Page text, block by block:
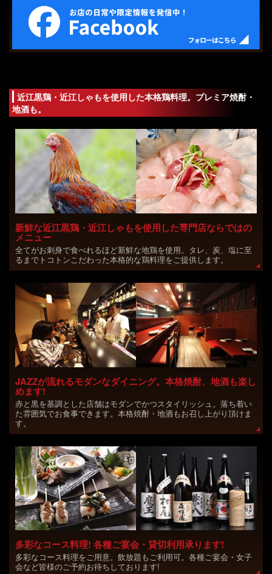
近江黒鶏・近江しゃもを使用した本格鶏料理。プレミア焼酎・
地酒も。
新鮮な近江黒鶏・近江しゃもを使用した専門店ならではの
メニュー
全てがお刺身で食べれるほど新鮮な地鶏を使用。タレ、炭、塩に至
るまでトコトンこだわった本格的な鶏料理をご提供します。
JAZZが流れるモダンなダイニング。本格焼酎、地酒も楽し
めます!
赤と黒を基調とした店舗はモダンでかつスタイリッシュ。落ち着い
た雰囲気でお食事できます。本格焼酎・地酒もお召し上がり頂けま
す。
多彩なコース料理! 各種ご宴会・貸切利用承ります!
多彩なコース料理をご用意。飲放題もご利用可。各種ご宴会・女子
会など皆様のご予約お待ちしております!